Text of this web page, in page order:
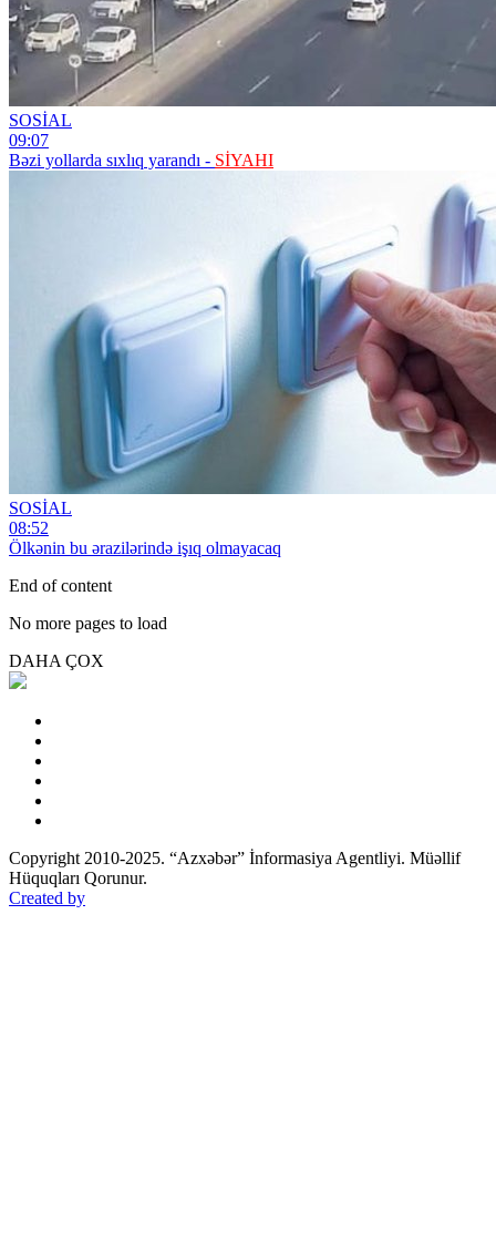
SOSİAL
09:07
Bəzi yollarda sıxlıq yarandı - SİYAHI
SOSİAL
08:52
Ölkənin bu ərazilərində işıq olmayacaq
End of content
No more pages to load
DAHA ÇOX
Copyright 2010-2025. “Azxəbər” İnformasiya Agentliyi. Müəllif
Hüquqları Qorunur.
Created by